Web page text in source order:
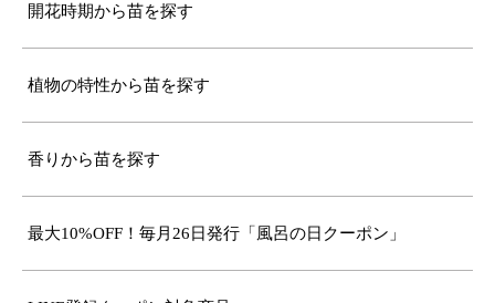
開花時期から苗を探す
植物の特性から苗を探す
香りから苗を探す
最大10%OFF！毎月26日発行「風呂の日クーポン」